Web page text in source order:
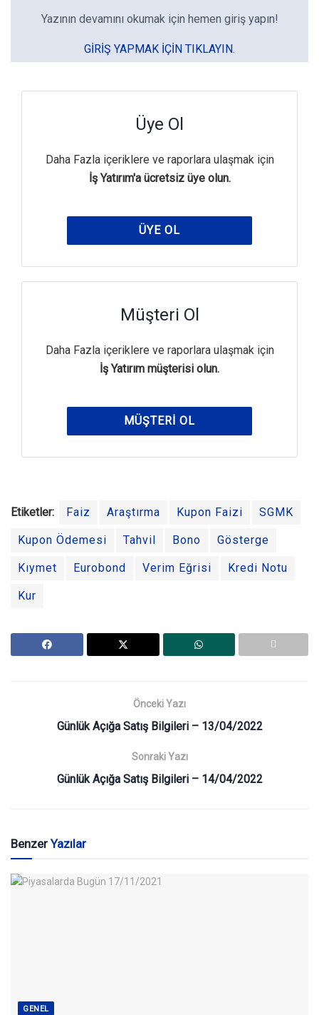
Yazının devamını okumak için hemen giriş yapın!
GIRIŞ YAPMAK IÇIN TIKLAYIN.
Üye Ol
Daha Fazla içeriklere ve raporlara ulaşmak için
İş Yatırım'a ücretsiz üye olun.
ÜYE OL
Müşteri Ol
Daha Fazla içeriklere ve raporlara ulaşmak için
İş Yatırım müşterisi olun.
MÜŞTERI OL
Etiketler: Faiz Araştırma Kupon Faizi SGMK
Kupon Ödemesi Tahvil Bono Gösterge
Kıymet Eurobond Verim Eğrisi Kredi Notu
Kur
Önceki Yazı
Günlük Açığa Satış Bilgileri – 13/04/2022
Sonraki Yazı
Günlük Açığa Satış Bilgileri – 14/04/2022
BenzerYazılar
GENEL